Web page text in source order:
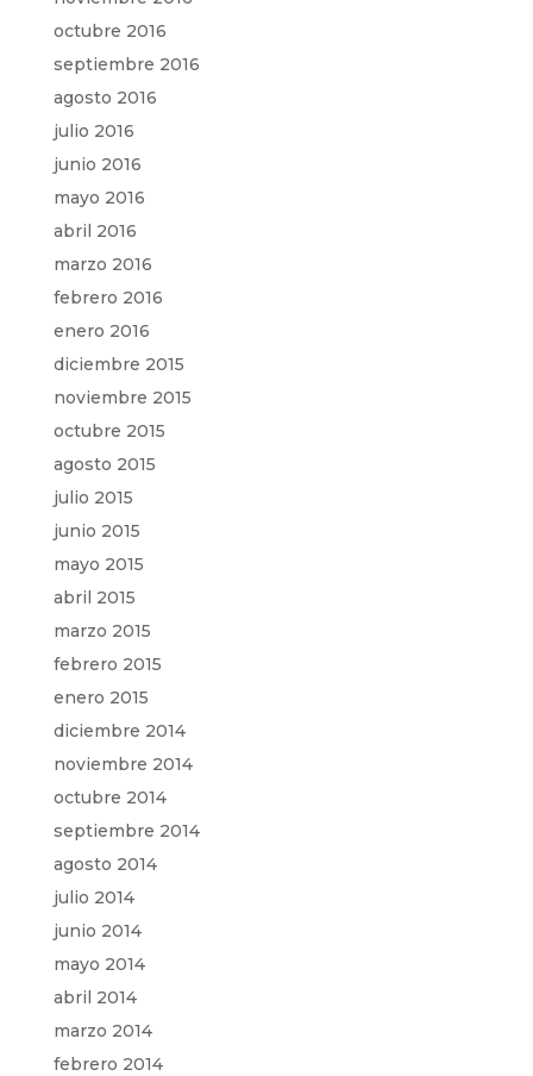
octubre 2016
septiembre 2016
agosto 2016
julio 2016
junio 2016
mayo 2016
abril 2016
marzo 2016
febrero 2016
enero 2016
diciembre 2015
noviembre 2015
octubre 2015
agosto 2015
julio 2015
junio 2015
mayo 2015
abril 2015
marzo 2015
febrero 2015
enero 2015
diciembre 2014
noviembre 2014
octubre 2014
septiembre 2014
agosto 2014
julio 2014
junio 2014
mayo 2014
abril 2014
marzo 2014
febrero 2014